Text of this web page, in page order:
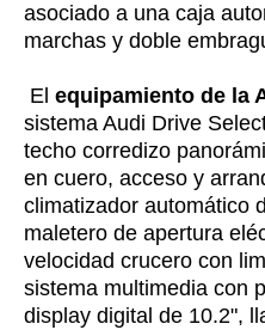
asociado a una caja
marchas y doble
El equipamiento de la
sistema Audi Drive
techo corredizo
en cuero, acceso y
climatizador automático
maletero de apertura
velocidad crucero con
sistema multimedia con
display digital de 10.2",